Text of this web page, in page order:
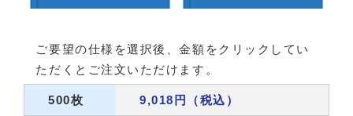
ご要望の仕様を選択後、金額をクリックしてい
ただくとご注文いただけます。
500枚 9,018円（税込）